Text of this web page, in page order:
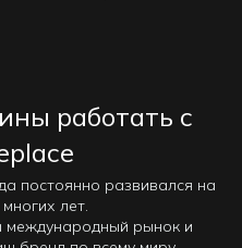
работать с
постоянно развивался на
лет.
международный рынок и